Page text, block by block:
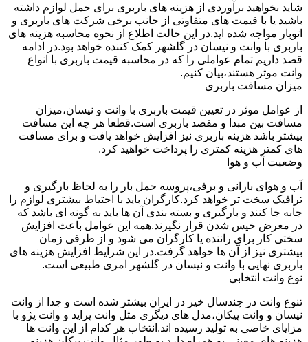
شاید بخواهید برآوردی از هزینه های باربری برای حمل لوازم داشته
باشید یا با قیمت های متفاوتی از جانب برخی شرکت های باربری و
اتوبار مواجه شده اید.در این حالت اطلاع از نحوه محاسبه هزینه های
باربری با وانت و نیسان در گلشهر کمک کننده خواهد بود.در ادامه
قصد داریم تمام عواملی را که در محاسبه قیمت باربری با انواع
وانت موثر هستند،بیان کنیم.
میزان مسافت باربری
از عوامل موثر در تعیین قیمت باربری با وانت و نیسان،میزان
مسافت بین مبدا و مقصد باربری است.قطعا هر چه این مسافت
بیشتر باشد هزینه باربری نیز افزایش خواهد یافت و برای مسافت
های کمتر هزینه کمتری را پرداخت خواهید کرد.
وضعیت آب و هوا
آب و هوای بارانی و برفی،پروسه حمل بار را به لحاظ بارگیری و
ترافیک سخت تر خواهد کرد.کارگران باید با احتیاط بیشتری لوازم را
جابه جا کنند و بارگیری و بسته بندی آن ها باید به گونه ای باشد که
در معرض خیس شدن قرار نگیرند.همه این عوامل باعث افزایش
سختی کار برای راننده یا کارگران می شود و از طرفی زمان
بیشتری نیز از آن ها خواهد گرفت.در این شرایط افزایش هزینه های
باربری نهایی با وانت و نیسان در گلشهر امری طبیعی است.
نوع وانت انتخابی
تنوع وانت در چندسال خیر در ایران بیشتر شده است و جدا از وانت
نیسان و وانت پیکان،مدل های دیگری مثل وانت پراید و وانت پژو با
مزایای خاصی به تولید رسیده اند.انتخاب هر کدام از این وانت ها